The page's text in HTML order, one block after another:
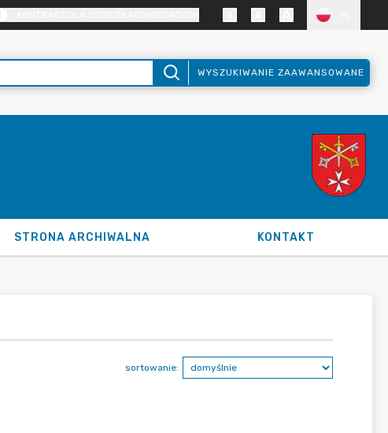
WYSZUKIWANIE ZAAWANSOWANE
STRONA ARCHIWALNA KONTAKT
sortowanie: